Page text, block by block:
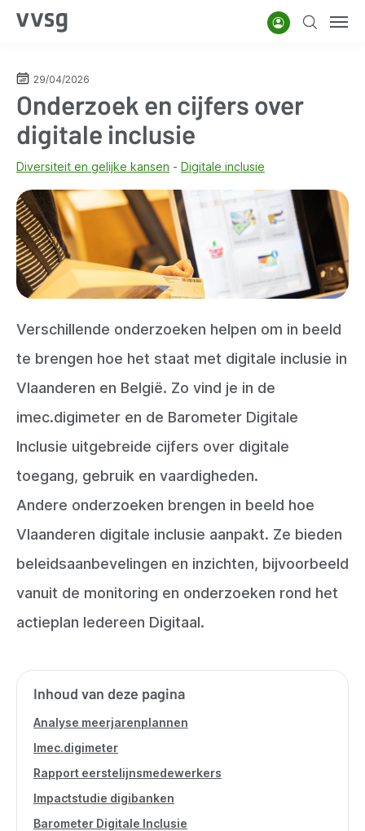
Overslaan
inhoud
gaan
AccountZoeken
29/04/2026
Onderzoek en cijfers over
digitale inclusie
Diversiteit en gelijke kansen Digitale inclusie
Verschillende onderzoeken helpen om in beeld
te brengen hoe het staat met digitale inclusie in
Vlaanderen en België. Zo vind je in de
imec.digimeter en de Barometer Digitale
Inclusie uitgebreide cijfers over digitale
toegang, gebruik en vaardigheden.
Andere onderzoeken brengen in beeld hoe
Vlaanderen digitale inclusie aanpakt. Ze bieden
beleidsaanbevelingen en inzichten, bijvoorbeeld
vanuit de monitoring en onderzoeken rond het
actieplan Iedereen Digitaal.
Inhoud van deze pagina
Analyse meerjarenplannen
Imec.digimeter
Rapport eerstelijnsmedewerkers
Impactstudie digibanken
Barometer Digitale Inclusie